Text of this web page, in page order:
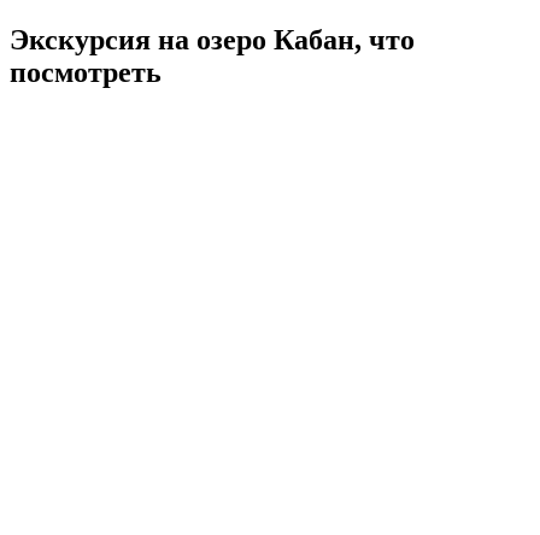
Экскурсия на озеро Кабан, что
посмотреть